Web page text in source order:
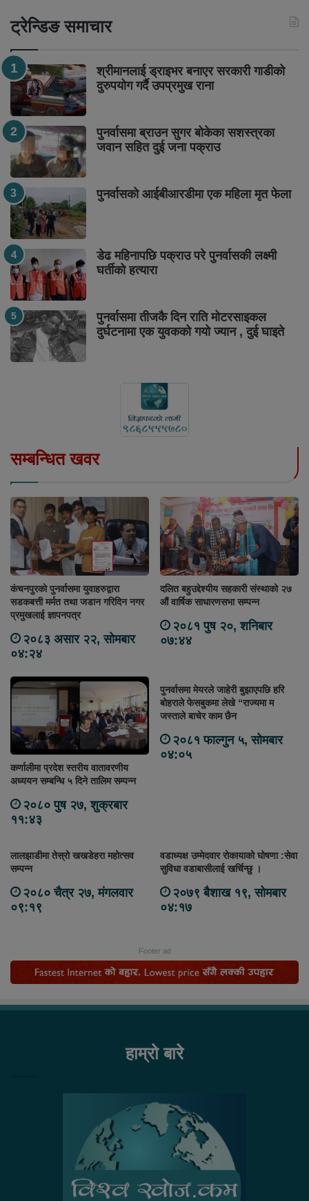
ट्रेन्डिङ समाचार
श्रीमानलाई ड्राइभर बनाएर सरकारी गाडीको
दुरुपयोग गर्दै उपप्रमुख राना
पुनर्वासमा ब्राउन सुगर बोकेका सशस्त्रका
जवान सहित दुई जना पक्राउ
पुनर्वासको आईबीआरडीमा एक महिला मृत फेला
डेढ महिनापछि पक्राउ परे पुनर्वासकी लक्ष्मी
घर्तीको हत्यारा
पुनर्वासमा तीजकै दिन राति मोटरसाइकल
दुर्घटनामा एक युवकको गयो ज्यान , दुई घाइते
सम्बन्धित खवर
कंचनपुरको पुनर्वासमा युवाहरुद्वारा
सडकबत्ती मर्मत तथा जडान गरिदिन नगर
प्रमुखलाई ज्ञापनपत्र
२०८३ असार २२, सोमबार
०४:२४
दलित बहुउद्देश्यीय सहकारी संस्थाको २७
औं वार्षिक साधारणसभा सम्पन्न
२०८१ पुष २०, शनिबार
०७:४४
कर्णालीमा प्रदेश स्तरीय वातावरणीय
अध्ययन सम्बन्धि ५ दिने तालिम सम्पन्न
२०८० पुष २७, शुक्रबार
११:४३
पुनर्वासमा मेयरले जाहेरी बुझाएपछि हरि
बोहराले फेसबुकमा लेखे “राज्यमा म
जस्ताले बाचेर काम छैन
२०८१ फाल्गुन ५, सोमबार
०४:०५
लालझाडीमा तेस्रो खखडेहरा महोत्सव
सम्पन्न
२०८० चैत्र २७, मंगलवार
०९:१९
वडाध्यक्ष उम्मेदवार रोकायाको घोषणा :सेवा
सुविधा वडाबासीलाई खर्चिन्छु ।
२०७९ बैशाख १९, सोमबार
०४:१७
Footer ad
हाम्रो बारे